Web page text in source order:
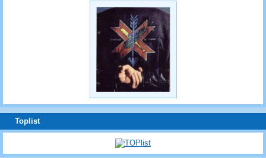
Toplist